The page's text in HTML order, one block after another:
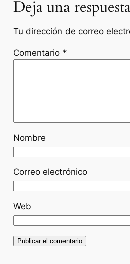
Deja una
Tu dirección de correo
Comentario *
Nombre
Correo electrónico
Web